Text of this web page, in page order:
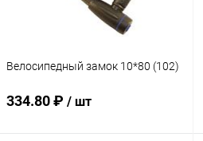
Велосипедный замок 10*80 (102)
334.80 ₽ / шт